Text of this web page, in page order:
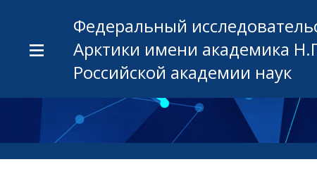
Федеральный
Арктики имени академика
Российской академии наук